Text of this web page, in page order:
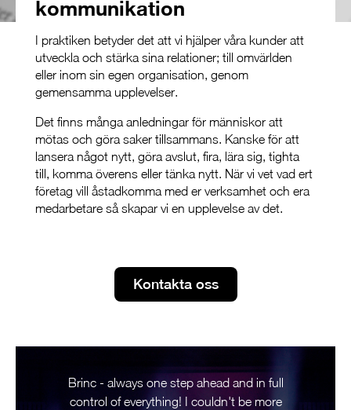
kommunikation
I praktiken betyder det att vi hjälper våra kunder att
utveckla och stärka sina relationer; till omvärlden
eller inom sin egen organisation, genom
gemensamma upplevelser.
Det finns många anledningar för människor att
mötas och göra saker tillsammans. Kanske för att
lansera något nytt, göra avslut, fira, lära sig, tighta
till, komma överens eller tänka nytt. När vi vet vad ert
företag vill åstadkomma med er verksamhet och era
medarbetare så skapar vi en upplevelse av det.
Kontakta oss
Brinc - always one step ahead and in full
control of everything!
I couldn't be more